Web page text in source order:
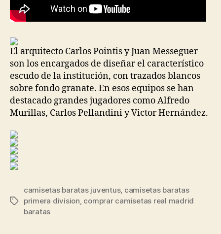
El arquitecto Carlos Pointis y Juan Messeguer
son los encargados de diseñar el característico
escudo de la institución, con trazados blancos
sobre fondo granate. En esos equipos se han
destacado grandes jugadores como Alfredo
Murillas, Carlos Pellandini y Victor Hernández.
Etiquetas
camisetas baratas juventus, camisetas baratas
primera division, comprar camisetas real madrid
baratas